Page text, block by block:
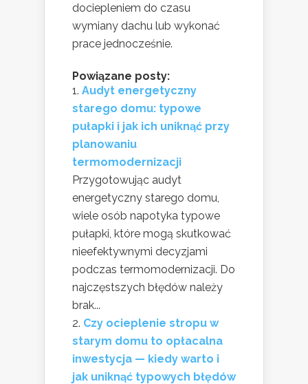
dociepleniem do czasu
wymiany dachu lub wykonać
prace jednocześnie.
Powiązane posty:
Audyt energetyczny
starego domu: typowe
pułapki i jak ich uniknąć przy
planowaniu
termomodernizacji
Przygotowując audyt
energetyczny starego domu,
wiele osób napotyka typowe
pułapki, które mogą skutkować
nieefektywnymi decyzjami
podczas termomodernizacji. Do
najczęstszych błędów należy
brak...
Czy ocieplenie stropu w
starym domu to opłacalna
inwestycja — kiedy warto i
jak uniknąć typowych błędów